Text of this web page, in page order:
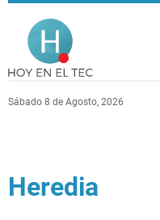
Pasar al contenido principal
Sábado 8 de Agosto, 2026
Heredia